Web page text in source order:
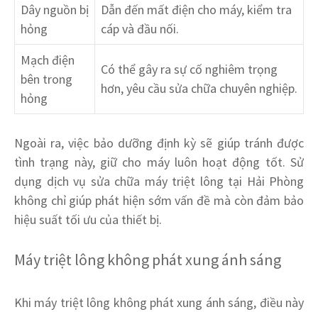
Dây nguồn bị
hỏng
Dẫn đến mất điện cho máy, kiểm tra
cáp và đầu nối.
Mạch điện
bên trong
hỏng
Có thể gây ra sự cố nghiêm trọng
hơn, yêu cầu sửa chữa chuyên nghiệp.
Ngoài ra, việc bảo dưỡng định kỳ sẽ giúp tránh được
tình trạng này, giữ cho máy luôn hoạt động tốt. Sử
dụng dịch vụ sửa chữa máy triệt lông tại Hải Phòng
không chỉ giúp phát hiện sớm vấn đề mà còn đảm bảo
hiệu suất tối ưu của thiết bị.
Máy triệt lông không phát xung ánh sáng
Khi máy triệt lông không phát xung ánh sáng, điều này